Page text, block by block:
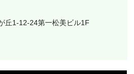
丘1-12-24第一松美ビル1F